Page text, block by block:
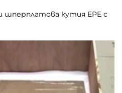
шперплатова кутия EPE с